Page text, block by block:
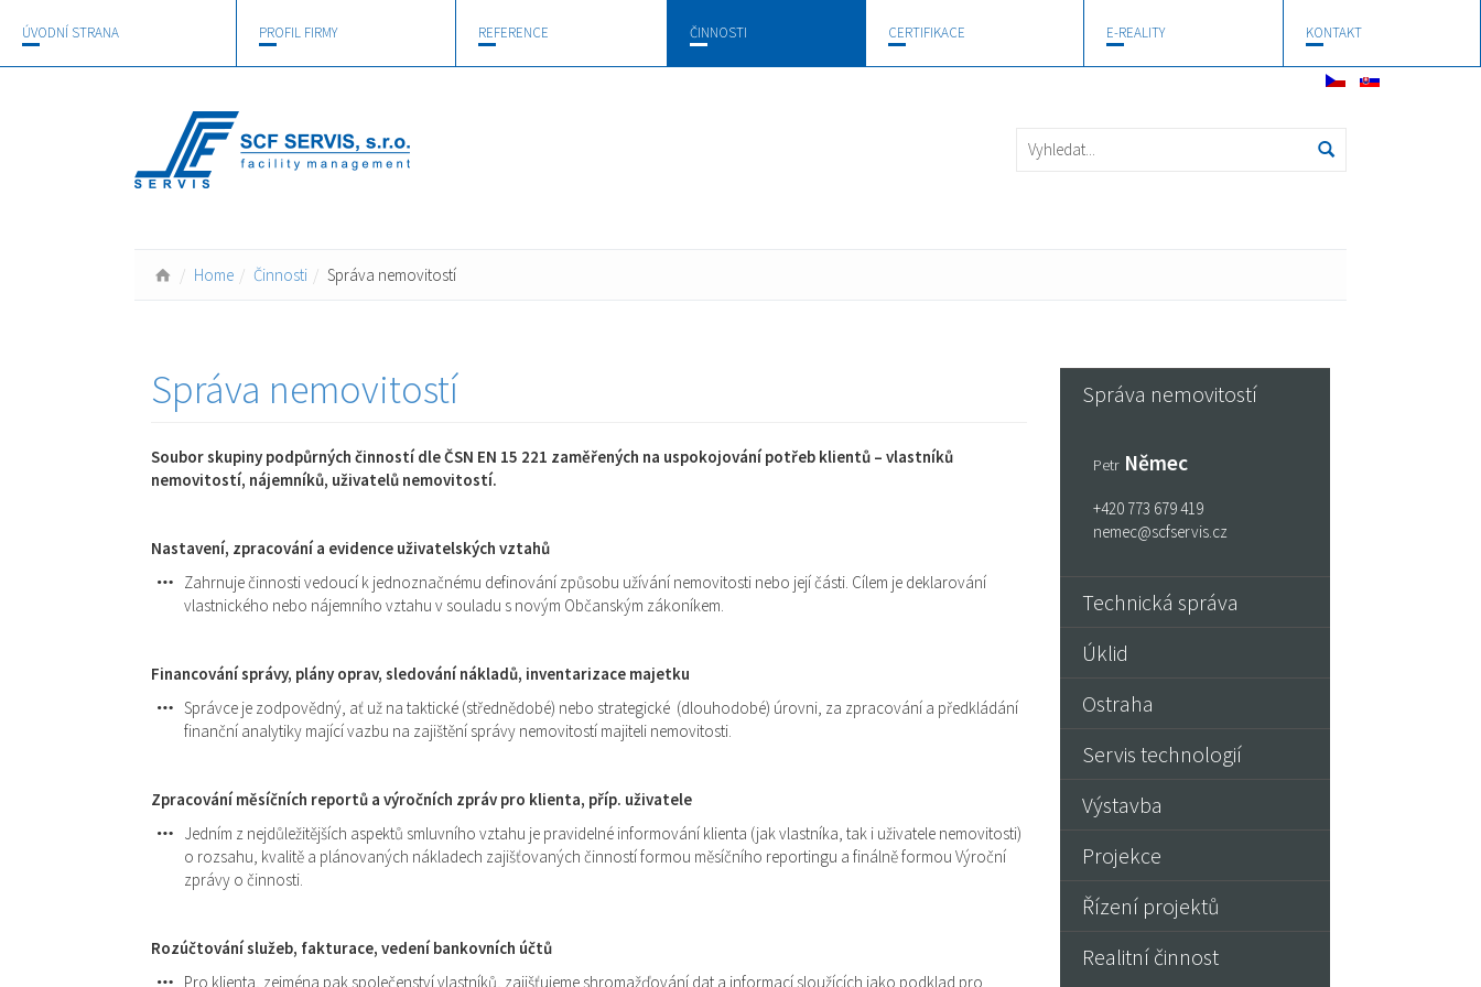
ÚVODNÍ STRANA PROFIL FIRMY REFERENCE ČINNOSTI CERTIFIKACE E-REALITY KONTAKT
Home Činnosti Správa nemovitostí
Správa nemovitostí
Soubor skupiny podpůrných činností dle ČSN EN 15 221 zaměřených na uspokojování potřeb klientů – vlastníků
nemovitostí, nájemníků, uživatelů nemovitostí.
Nastavení, zpracování a evidence uživatelských vztahů
Zahrnuje činnosti vedoucí k jednoznačnému definování způsobu užívání nemovitosti nebo její části. Cílem je deklarování
vlastnického nebo nájemního vztahu v souladu s novým Občanským zákoníkem.
Financování správy, plány oprav, sledování nákladů, inventarizace majetku
Správce je zodpovědný, ať už na taktické (střednědobé) nebo strategické (dlouhodobé) úrovni, za zpracování a předkládání
finanční analytiky mající vazbu na zajištění správy nemovitostí majiteli nemovitosti.
Zpracování měsíčních reportů a výročních zpráv pro klienta, příp. uživatele
Jedním z nejdůležitějších aspektů smluvního vztahu je pravidelné informování klienta (jak vlastníka, tak i uživatele nemovitosti)
o rozsahu, kvalitě a plánovaných nákladech zajišťovaných činností formou měsíčního reportingu a finálně formou Výroční
zprávy o činnosti.
Rozúčtování služeb, fakturace, vedení bankovních účtů
Pro klienta, zejména pak společenství vlastníků, zajišťujeme shromažďování dat a informací sloužících jako podklad pro
Správa nemovitostí
Petr Němec
+420 773 679 419
nemec@scfservis.cz
Technická správa
Úklid
Ostraha
Servis technologií
Výstavba
Projekce
Řízení projektů
Realitní činnost